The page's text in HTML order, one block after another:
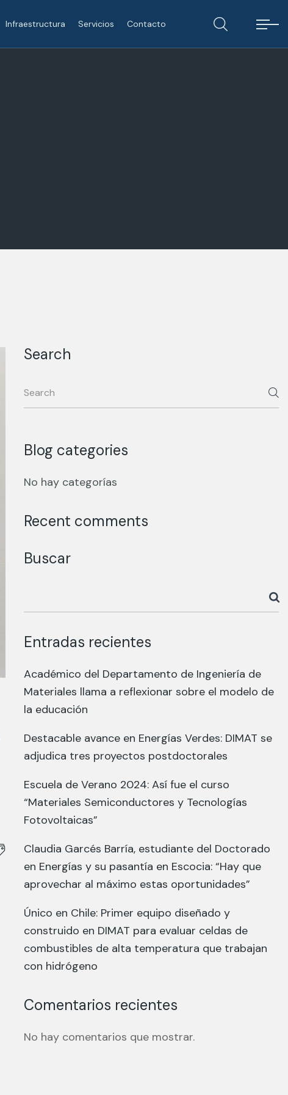
Infraestructura Servicios Contacto
Search
Blog categories
No hay categorías
Recent comments
Buscar
Entradas recientes
Académico del Departamento de Ingeniería de
Materiales llama a reflexionar sobre el modelo de
la educación
Destacable avance en Energías Verdes: DIMAT se
adjudica tres proyectos postdoctorales
Escuela de Verano 2024: Así fue el curso
“Materiales Semiconductores y Tecnologías
Fotovoltaicas”
Claudia Garcés Barría, estudiante del Doctorado
en Energías y su pasantía en Escocia: “Hay que
aprovechar al máximo estas oportunidades”
Único en Chile: Primer equipo diseñado y
construido en DIMAT para evaluar celdas de
combustibles de alta temperatura que trabajan
con hidrógeno
Comentarios recientes
No hay comentarios que mostrar.